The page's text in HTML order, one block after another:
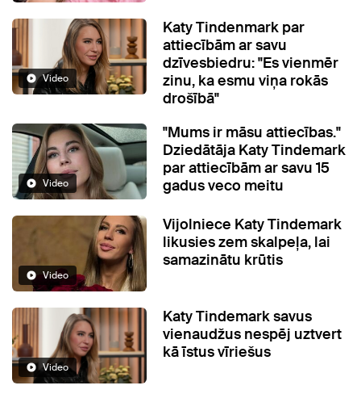
Video
Katy Tindenmark par
attiecībām ar savu
dzīvesbiedru: "Es vienmēr
zinu, ka esmu viņa rokās
drošībā"
Video
"Mums ir māsu attiecības."
Dziedātāja Katy Tindemark
par attiecībām ar savu 15
gadus veco meitu
Video
Vijolniece Katy Tindemark
likusies zem skalpeļa, lai
samazinātu krūtis
Video
Katy Tindemark savus
vienaudžus nespēj uztvert
kā īstus vīriešus